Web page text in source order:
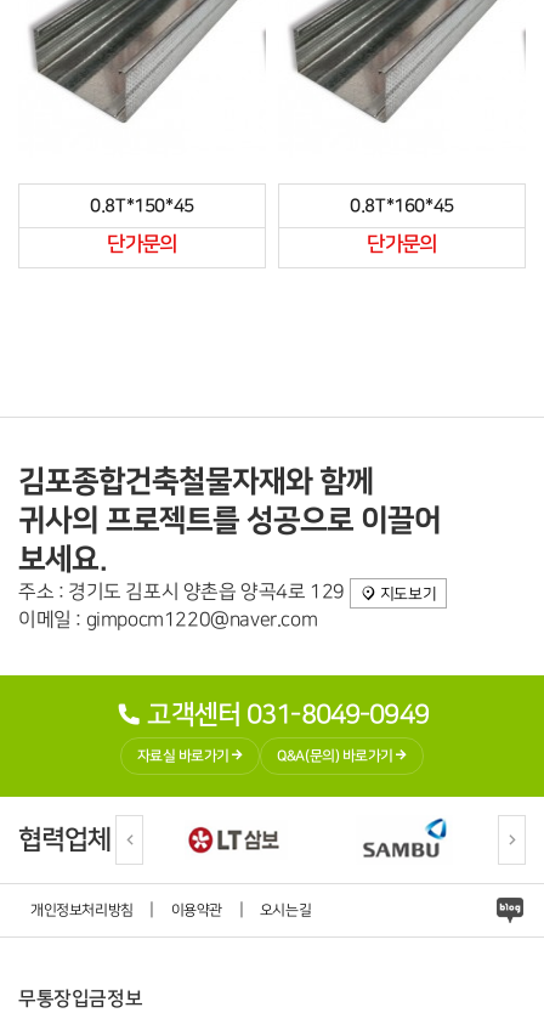
0.8T*150*45
단가문의
0.8T*160*45
단가문의
김포종합건축철물자재와 함께
귀사의 프로젝트를 성공으로 이끌어
보세요.
주소 : 경기도 김포시 양촌읍 양곡4로 129 지도보기
이메일 : gimpocm1220@naver.com
고객센터 031-8049-0949
자료실 바로가기 Q&A(문의) 바로가기
협력업체
개인정보처리방침 이용약관 오시는길
무통장입금정보